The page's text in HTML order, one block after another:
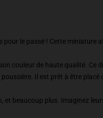
le passé ! Cette miniature
couleur de haute qualité. Ce
Il est prêt à être placé
et beaucoup plus. Imaginez